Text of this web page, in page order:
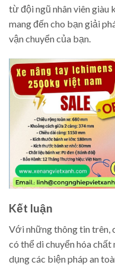
từ đội ngũ nhân viên giàu
mang đến cho bạn giải
vận chuyển của bạn.
Kết luận
Với những thông tin trên,
có thể di chuyển hóa chất
dụng các biện pháp an